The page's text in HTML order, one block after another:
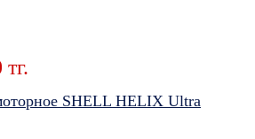
SHELL HELIX Ultra